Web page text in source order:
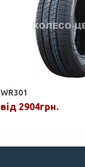
WR301
від 2904грн.